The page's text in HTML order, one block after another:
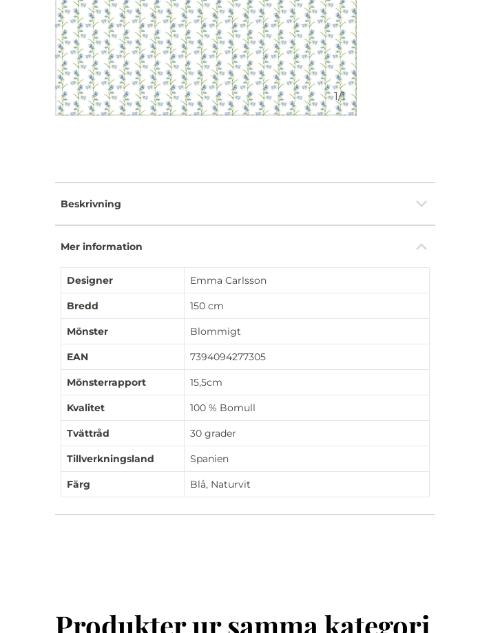
1/1
Beskrivning
Mer information
Designer Emma Carlsson
Bredd 150 cm
Mönster Blommigt
EAN 7394094277305
Mönsterrapport 15,5cm
Kvalitet 100 % Bomull
Tvättråd 30 grader
Tillverkningsland Spanien
Färg Blå, Naturvit
Produkter ur samma kategori